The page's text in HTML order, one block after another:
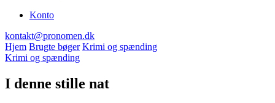
Konto
kontakt@pronomen.dk
Hjem Brugte bøger Krimi og spænding
Krimi og spænding
I denne stille nat